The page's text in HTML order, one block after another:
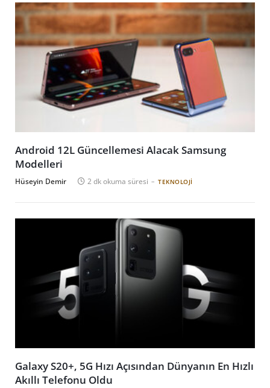
Android 12L Güncellemesi Alacak Samsung
Modelleri
Hüseyin Demir 2 dk okuma süresi TEKNOLOJI
Galaxy S20+, 5G Hızı Açısından Dünyanın En Hızlı
Akıllı Telefonu Oldu